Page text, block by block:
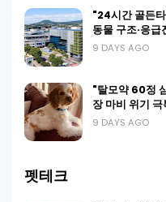
"24시간 골든
동물 구조·응
9 DAYS AGO
"탈모약 60정
장 마비 위기 극
9 DAYS AGO
펫테크